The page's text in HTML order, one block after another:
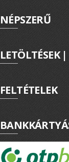
NÉPSZERŰ
LETÖLTÉSEK
FELTÉTELEK